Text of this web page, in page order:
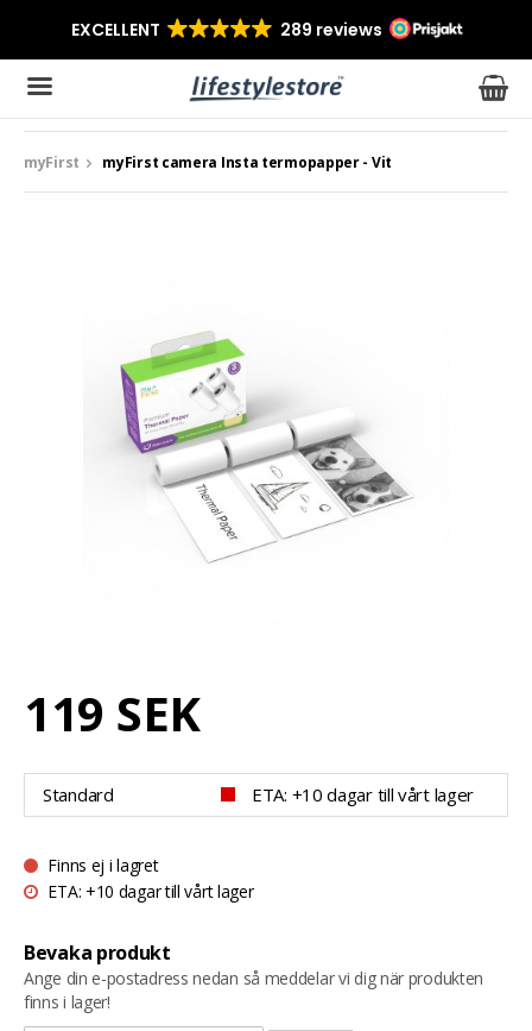
Produkten har blivit tillagd i varukorgen
myFirst myFirst camera Insta termopapper - Vit
119 SEK
Standard ETA: +10 dagar till vårt lager
Finns ej i lagret
ETA: +10 dagar till vårt lager
Bevaka produkt
Ange din e-postadress nedan så meddelar vi dig när produkten
finns i lager!